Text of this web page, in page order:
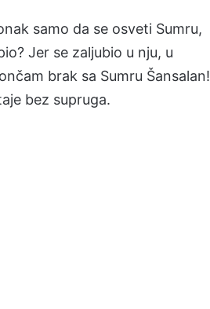
samo da se osveti Sumru,
Jer se zaljubio u nju, u
brak sa Sumru Šansalan!
bez supruga.